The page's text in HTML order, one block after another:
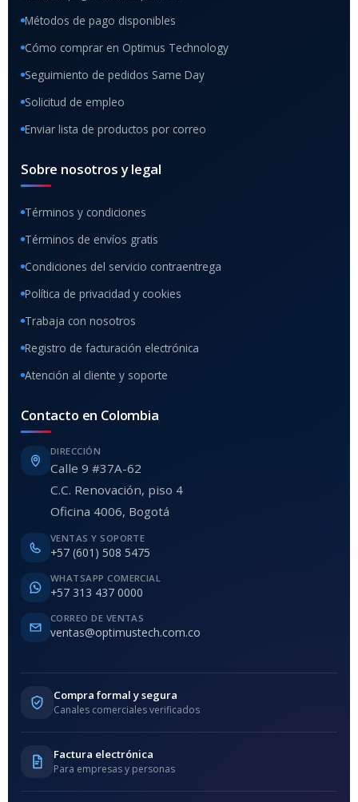
Métodos de pago disponibles
Cómo comprar en Optimus Technology
Seguimiento de pedidos Same Day
Solicitud de empleo
Enviar lista de productos por correo
Sobre nosotros y legal
Términos y condiciones
Términos de envíos gratis
Condiciones del servicio contraentrega
Política de privacidad y cookies
Trabaja con nosotros
Registro de facturación electrónica
Atención al cliente y soporte
Contacto en Colombia
DIRECCIÓN
Calle 9 #37A-62
C.C. Renovación, piso 4
Oficina 4006, Bogotá
VENTAS Y SOPORTE
+57 (601) 508 5475
WHATSAPP COMERCIAL
+57 313 437 0000
CORREO DE VENTAS
ventas@optimustech.com.co
Compra formal y segura
Canales comerciales verificados
Factura electrónica
Para empresas y personas